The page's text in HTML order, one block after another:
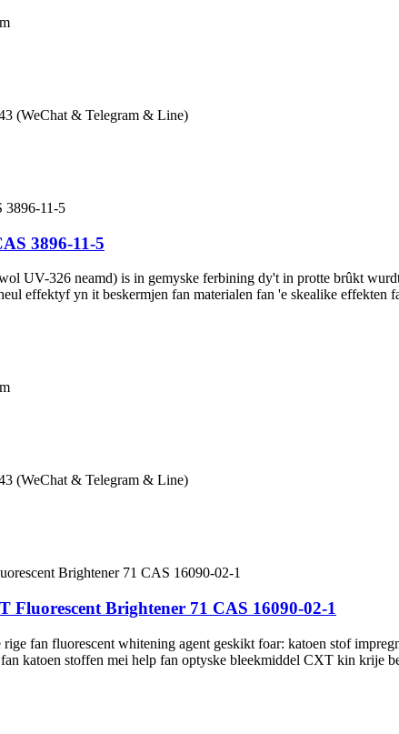
(WeChat & Telegram & Line)
3896-11-5
UV-326 neamd) is in gemyske ferbining dy't in protte brûkt
effektyf yn it beskermjen fan materialen fan 'e skealike effekten
(WeChat & Telegram & Line)
Fluorescent Brightener 71 CAS 16090-02-1
fan fluorescent whitening agent geskikt foar: katoen stof
katoen stoffen mei help fan optyske bleekmiddel CXT kin krije